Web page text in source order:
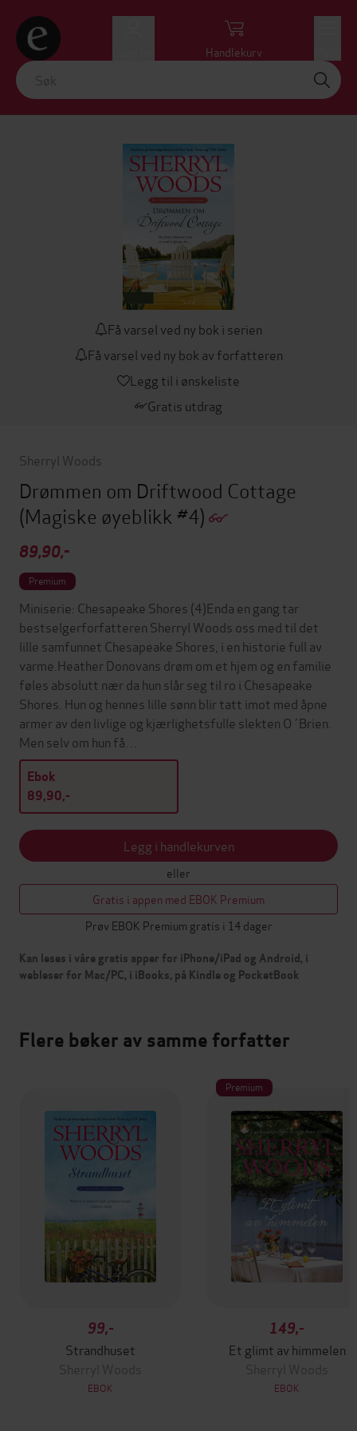
Handlekurv
Få varsel ved ny bok i serien
Få varsel ved ny bok av forfatteren
Legg til i ønskeliste
Gratis utdrag
Sherryl Woods
Drømmen om Driftwood Cottage
(Magiske øyeblikk #4)
89,90,-
Premium
Miniserie: Chesapeake Shores (4)Enda en gang tar
bestselgerforfatteren Sherryl Woods oss med til det
lille samfunnet Chesapeake Shores, i en historie full av
varme.Heather Donovans drøm om et hjem og en familie
føles absolutt nær da hun slår seg til ro i Chesapeake
Shores. Hun og hennes lille sønn blir tatt imot med åpne
armer av den livlige og kjærlighetsfulle slekten O´Brien.
Men selv om hun få…
Ebok
89,90,-
Legg i handlekurven
eller
Gratis i appen med EBOK Premium
Prøv EBOK Premium gratis i 14 dager
Kan leses i våre gratis apper for iPhone/iPad og Android, i
webleser for Mac/PC, i iBooks, på Kindle og PocketBook
Flere bøker av samme forfatter
99,-
Strandhuset
Sherryl Woods
EBOK
Premium
149,-
Et glimt av himmelen
Sherryl Woods
EBOK